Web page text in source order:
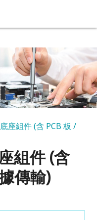
座組件 (含 PCB 板 /
組件 (含
傳輸)